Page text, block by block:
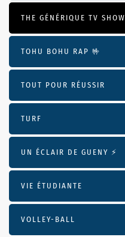
THE GÉNÉRIQUE TV SHOW
TOHU BOHU RAP 🤟
TOUT POUR RÉUSSIR
TURF
UN ÉCLAIR DE GUENY ⚡️
VIE ÉTUDIANTE
VOLLEY-BALL